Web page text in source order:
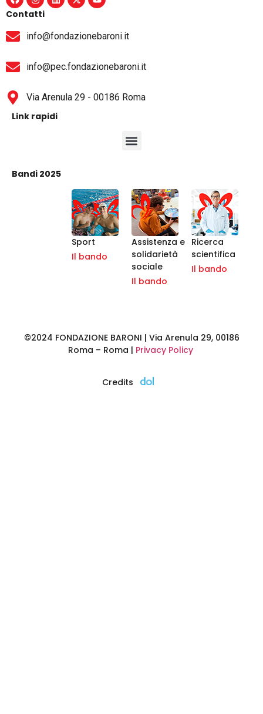
Contatti
info@fondazionebaroni.it
info@pec.fondazionebaroni.it
Via Arenula 29 - 00186 Roma
Link rapidi
Bandi 2025
Sport
Il bando
Assistenza e
solidarietà
sociale
Il bando
Ricerca
scientifica
Il bando
©2024 FONDAZIONE BARONI | Via Arenula 29, 00186
Roma – Roma | Privacy Policy
Credits